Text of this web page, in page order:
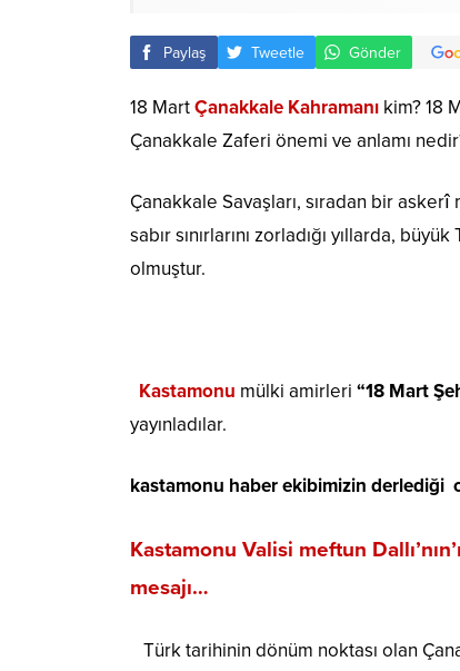
Paylaş Tweetle Gönder
18 MartÇanakkale Kahramanı kim? 18
Çanakkale Zaferi önemi ve anlamı
Çanakkale Savaşları, sıradan bir
sabır sınırlarını zorladığı yıllarda,
olmuştur.
Kastamonu mülki amirleri “18 Mart
yayınladılar.
kastamonu haber ekibimizin derlediği
Kastamonu Valisi meftun
mesajı…
Türk tarihinin dönüm noktası olan